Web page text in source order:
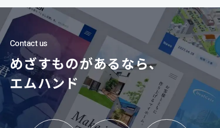
Contact us
めざすものがあるなら、
エムハンド